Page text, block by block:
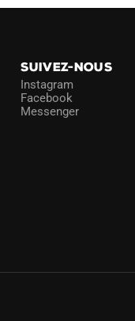
SUIVEZ-NOUS
Instagram
Facebook
Messenger